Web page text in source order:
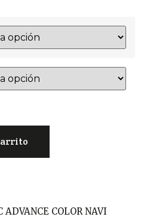
ADVANCE COLOR NAVI